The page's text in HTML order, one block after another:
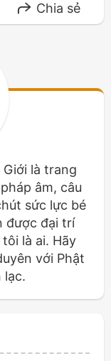
Chia sẻ
là trang
âm, câu
sức lực bé
được đại trí
là ai. Hãy
với Phật
lạc.